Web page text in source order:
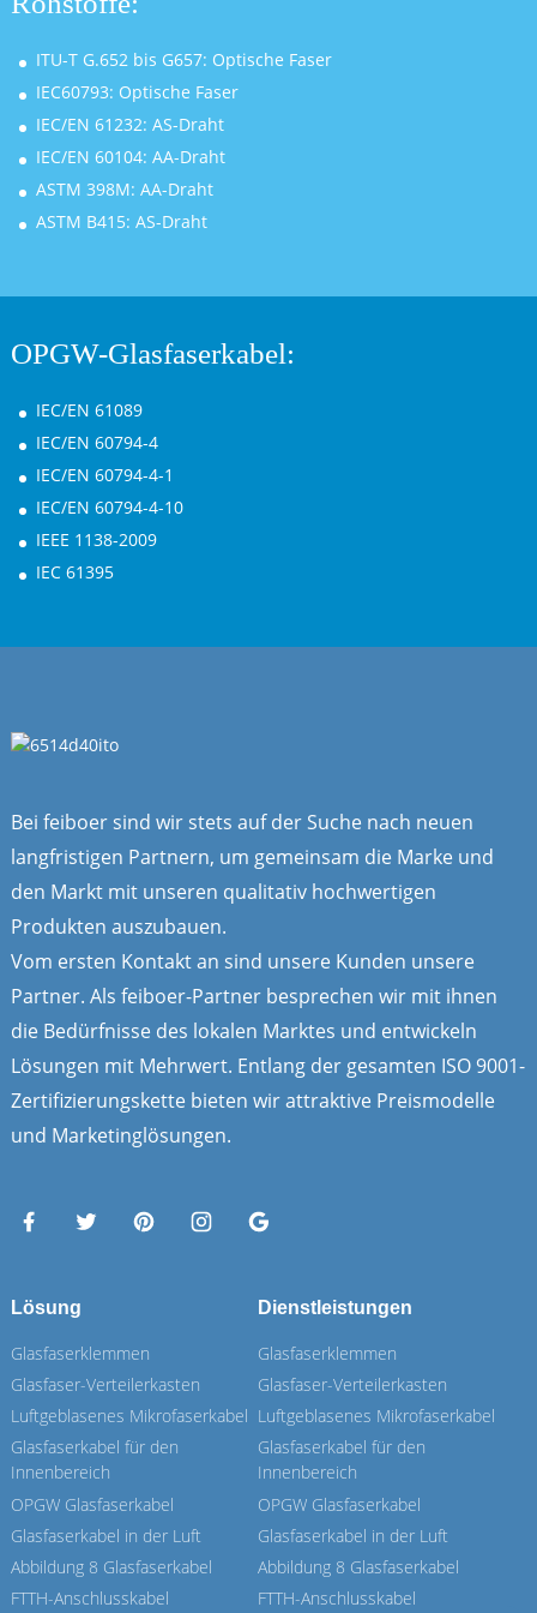
ITU-T G.652 bis G657: Optische Faser
IEC60793: Optische Faser
IEC/EN 61232: AS-Draht
IEC/EN 60104: AA-Draht
ASTM 398M: AA-Draht
ASTM B415: AS-Draht
OPGW-Glasfaserkabel:
IEC/EN 61089
IEC/EN 60794-4
IEC/EN 60794-4-1
IEC/EN 60794-4-10
IEEE 1138-2009
IEC 61395
Bei feiboer sind wir stets auf der Suche nach neuen
langfristigen Partnern, um gemeinsam die Marke und
den Markt mit unseren qualitativ hochwertigen
Produkten auszubauen.
Vom ersten Kontakt an sind unsere Kunden unsere
Partner. Als feiboer-Partner besprechen wir mit ihnen
die Bedürfnisse des lokalen Marktes und entwickeln
Lösungen mit Mehrwert. Entlang der gesamten ISO 9001-
Zertifizierungskette bieten wir attraktive Preismodelle
und Marketinglösungen.
Lösung
Glasfaserklemmen
Glasfaser-Verteilerkasten
Luftgeblasenes Mikrofaserkabel
Glasfaserkabel für den
Innenbereich
OPGW Glasfaserkabel
Glasfaserkabel in der Luft
Abbildung 8 Glasfaserkabel
FTTH-Anschlusskabel
Dienstleistungen
Glasfaserklemmen
Glasfaser-Verteilerkasten
Luftgeblasenes Mikrofaserkabel
Glasfaserkabel für den
Innenbereich
OPGW Glasfaserkabel
Glasfaserkabel in der Luft
Abbildung 8 Glasfaserkabel
FTTH-Anschlusskabel